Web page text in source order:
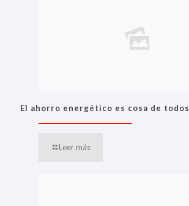
El ahorro energético es cosa de todos
Leer más